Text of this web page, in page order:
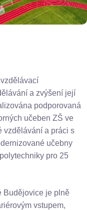
a zvýšení její
podporovaná
učeben ZŠ ve
vzdělávání a práci s
učebny
pro 25
Budějovice je plně
vstupem,